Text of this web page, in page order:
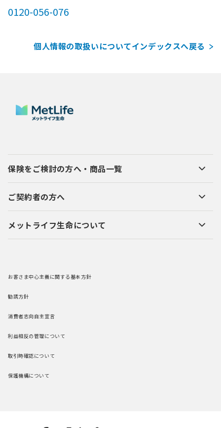
0120-056-076
個人情報の取扱いについてインデックスへ戻る
保険をご検討の方へ・商品一覧
ご契約者の方へ
メットライフ生命について
お客さま中心主義に関する基本方針
勧誘方針
消費者志向自主宣言
利益相反の管理について
取引時確認について
保護機構について